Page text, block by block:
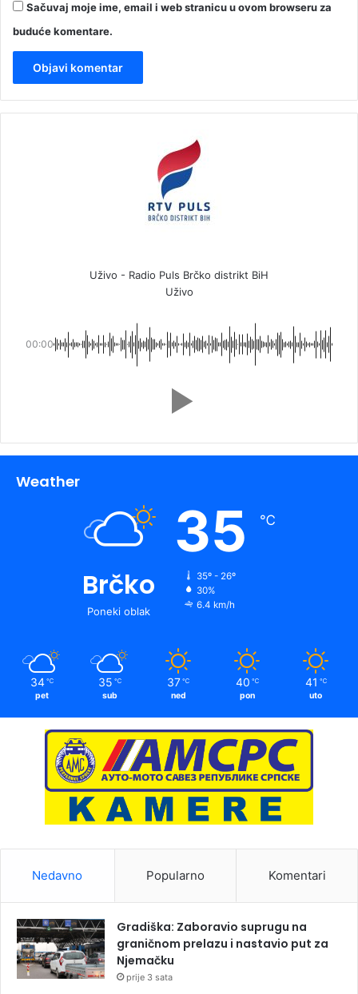
Sačuvaj moje ime, email i web stranicu u ovom browseru za
buduće komentare.
Uživo - Radio Puls Brčko distrikt BiH
Uživo
00:00
Weather
Brčko
Poneki oblak
35 ℃
35º - 26º
30%
6.4 km/h
34 ℃
pet
35 ℃
sub
37 ℃
ned
40 ℃
pon
41 ℃
uto
Nedavno Popularno Komentari
Gradiška: Zaboravio suprugu na
graničnom prelazu i nastavio put za
Njemačku
prije 3 sata